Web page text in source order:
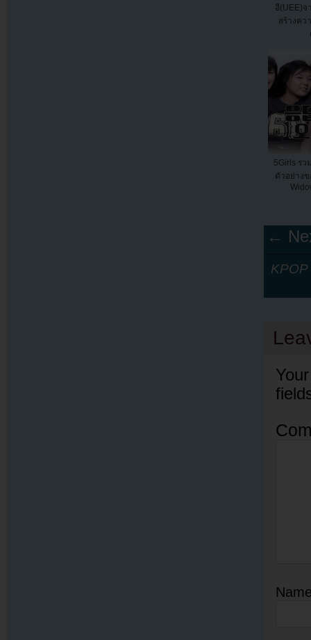
อี(UEE)จ
สร้างคว
5Girls รว
ตัวอย่างข
←